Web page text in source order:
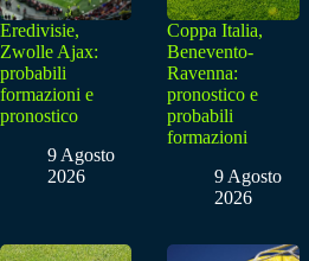
Eredivisie,
Zwolle Ajax:
probabili
formazioni e
pronostico
9 Agosto
2026
Coppa Italia,
Benevento-
Ravenna:
pronostico e
probabili
formazioni
9 Agosto
2026